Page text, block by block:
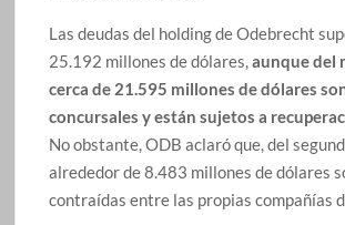
Las deudas del holding de Odebrecht
25.192 millones de dólares,aunque del
cerca de 21.595 millones de dólares
concursales y están sujetos a
No obstante, ODB aclaró que, del
alrededor de 8.483 millones de dólares
contraídas entre las propias compañías